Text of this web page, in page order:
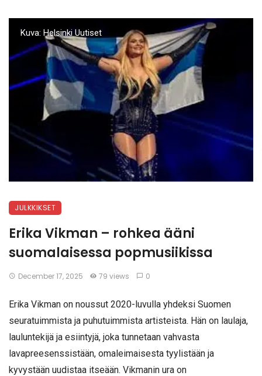
Kuva: Helsinki Uutiset
JULKKIKSET
Erika Vikman – rohkea ääni
suomalaisessa popmusiikissa
December 17, 2025 79 views 0
Erika Vikman on noussut 2020-luvulla yhdeksi Suomen
seuratuimmista ja puhutuimmista artisteista. Hän on laulaja,
lauluntekijä ja esiintyjä, joka tunnetaan vahvasta
lavapreesenssistään, omaleimaisesta tyylistään ja
kyvystään uudistaa itseään. Vikmanin ura on